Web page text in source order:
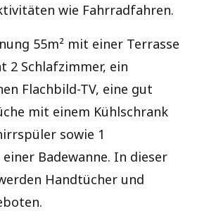
wie Fahrradfahren.
55m² mit einer Terrasse
2 Schlafzimmer, ein
Flachbild-TV, eine gut
mit einem Kühlschrank
sowie 1
Badewanne. In dieser
Handtücher und